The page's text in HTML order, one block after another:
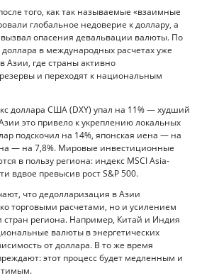
того, как так называемые «взаимные
глобальное недоверие к доллару, а
опасения девальвации валюты. По
в международных расчетах уже
Азии, где страны активно
и переходят к национальным
доллара США (DXY) упал на 11% — худший
это привело к укреплению локальных
подскочил на 14%, японская иена — на
— на 7,8%. Мировые инвестиционные
в пользу региона: индекс MSCI Asia-
вдвое превысив рост S&P 500.
что дедолларизация в Азии
торговыми расчетами, но и усилением
региона. Например, Китай и Индия
валюты в энергетических
от доллара. В то же время
этот процесс будет медленным и